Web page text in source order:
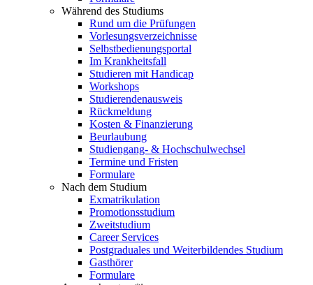
Während des Studiums
Rund um die Prüfungen
Vorlesungsverzeichnisse
Selbstbedienungsportal
Im Krankheitsfall
Studieren mit Handicap
Workshops
Studierendenausweis
Rückmeldung
Kosten & Finanzierung
Beurlaubung
Studiengang- & Hochschulwechsel
Termine und Fristen
Formulare
Nach dem Studium
Exmatrikulation
Promotionsstudium
Zweitstudium
Career Services
Postgraduales und Weiterbildendes Studium
Gasthörer
Formulare